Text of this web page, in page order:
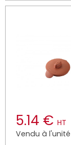
5.14 € HT
Vendu à l'unité